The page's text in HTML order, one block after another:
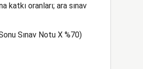
katkı oranları; ara sınav
Sınav Notu X %70)